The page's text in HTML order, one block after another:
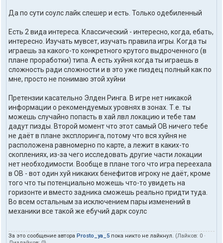
Да по сути соулс лайк слешер и есть. Только одебиленный
Есть 2 вида интереса. Классический - интересно, когда, ебать,
интересно. Изучать мувсет, изучать правила игры. Когда ты
играешь за какого-то конкретного крутого выдроченного (в
плане проработки) типа. А есть хуйня когда ты играешь в
сложность ради сложности и в это уже пиздец полный как по
мне, просто не понимаю этой хуйни
Претензии касательно Элден Ринга. В игре нет никакой
информации о рекомендуемых уровнях в зонах. Т.е. ты
можешь случайно попасть в хай лвл локацию и тебе там
дадут пизды. Второй момент что этот самый ОВ ничего тебе
не даёт в плане эксплоринга, потому что вся хуйня не
расположена равномерно по карте, а лежит в каких-то
скоплениях, из-за чего исследовать другие части локации
нет необходимости. Вообще в плане того что игра переехала
в ОВ - вот один хуй никаких бенефитов игроку не даёт, кроме
того что ты потенциально можешь что-то увидеть на
горизонте и вместо задника сможешь реально придти туда.
Во всем остальным за исключением пары изменений в
механики все такой же ебучий дарк соулс
За это сообщение автора Prosto_ya_5 пока никто не лайкнул. (Лайков: 0 ·